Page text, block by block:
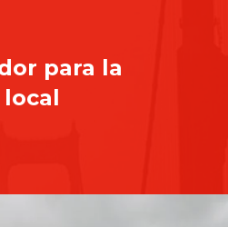
para la